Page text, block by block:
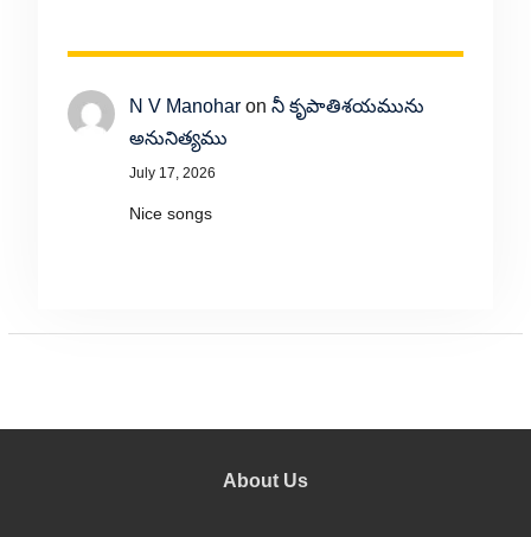
N V Manoharon నీ కృపాతిశయమును
అనునిత్యము
July 17, 2026
Nice songs
About Us